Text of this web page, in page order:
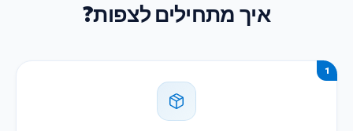
איך מתחילים לצפות?
1